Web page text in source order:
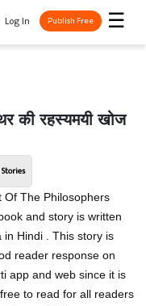
☰
Log In Publish Free
की रहस्यमयी खोज
Of The Philosophers
and story is written
in Hindi . This story is
reader response on
app and web since it is
to read for all readers